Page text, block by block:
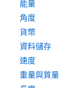
能量
角度
貨幣
資料儲存
速度
重量與質量